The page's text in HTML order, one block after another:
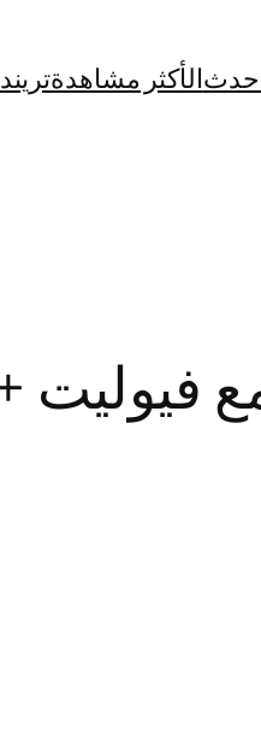
الأكثر مشاهدةتريند